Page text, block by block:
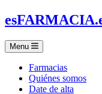
esFARMACIA
Menu
Farmacias
Quiénes somos
Date de alta